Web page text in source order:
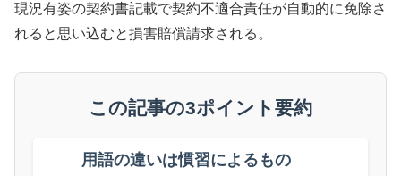
現況有姿の契約書記載で契約不適合責任が自動的に免除さ
れると思い込むと損害賠償請求される。
この記事の3ポイント要約
用語の違いは慣習によるもの